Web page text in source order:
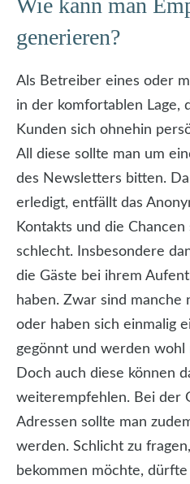
Wie kann man
generieren?
Als Betreiber eines oder
in der komfortablen Lage,
Kunden sich ohnehin
All diese sollte man um
des Newsletters bitten.
erledigt, entfällt das
Kontakts und die
schlecht. Insbesondere
die Gäste bei ihrem
haben. Zwar sind manche
oder haben sich einmalig
gegönnt und werden
Doch auch diese können
weiterempfehlen. Bei der
Adressen sollte man
werden. Schlicht zu
bekommen möchte,